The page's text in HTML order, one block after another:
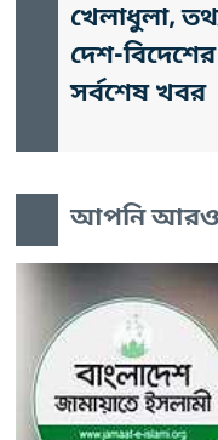
খেলাধুলা,
দেশ-
সর্বশেষ খবর
আপনি আরও